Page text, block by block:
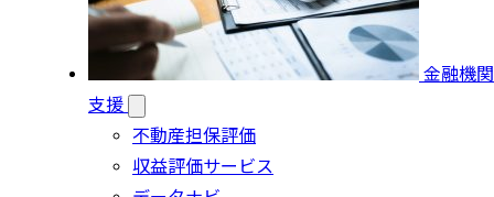
金融機関
支援
不動産担保評価
収益評価サービス